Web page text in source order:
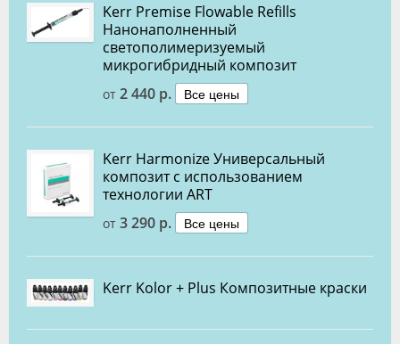
Kerr Premise Flowable Refills
Нанонаполненный
светополимеризуемый
микрогибридный композит
от 2 440 р. Все цены
Kerr Harmonize Универсальный
композит с использованием
технологии ART
от 3 290 р. Все цены
Kerr Kolor + Plus Композитные краски